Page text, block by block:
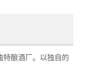
特酿酒厂。以独自的